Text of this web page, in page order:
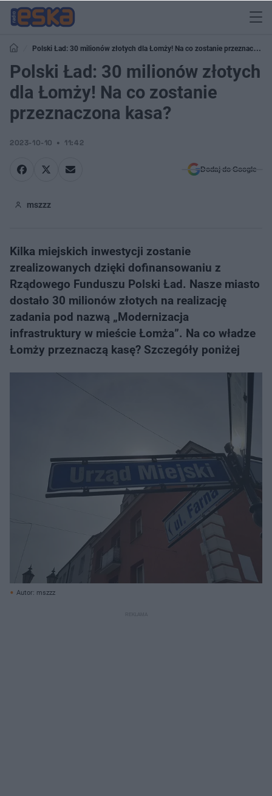
Polski Ład: 30 milionów złotych dla Łomży! Na co zostanie przeznaczona
kasa?
Polski Ład: 30 milionów złotych
dla Łomży! Na co zostanie
przeznaczona kasa?
2023-10-10 11:42
Dodaj do Google
mszzz
Kilka miejskich inwestycji zostanie
zrealizowanych dzięki dofinansowaniu z
Rządowego Funduszu Polski Ład. Nasze miasto
dostało 30 milionów złotych na realizację
zadania pod nazwą „Modernizacja
infrastruktury w mieście Łomża”. Na co władze
Łomży przeznaczą kasę? Szczegóły poniżej
Autor: mszzz